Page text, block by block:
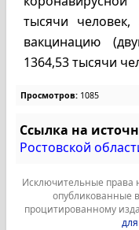
тысячи
вакцинацию
1364,53 тысячи
Просмотров: 1085
Ссылка на
Ростовской
Исключительные права
опубликованные
процитированному